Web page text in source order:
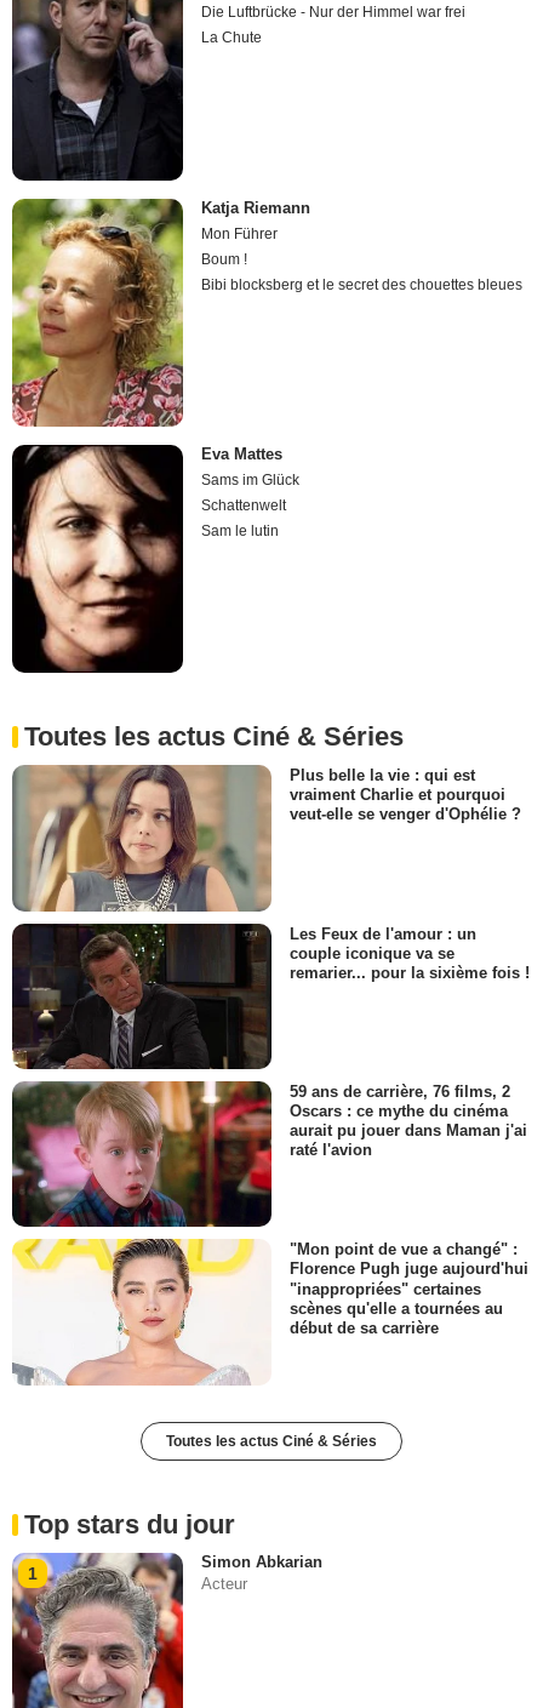
Die Luftbrücke - Nur der Himmel war frei
La Chute
Katja Riemann
Mon Führer
Boum !
Bibi blocksberg et le secret des chouettes bleues
Eva Mattes
Sams im Glück
Schattenwelt
Sam le lutin
Toutes les actus Ciné & Séries
Plus belle la vie : qui est
vraiment Charlie et pourquoi
veut-elle se venger d'Ophélie ?
Les Feux de l'amour : un
couple iconique va se
remarier... pour la sixième fois !
59 ans de carrière, 76 films, 2
Oscars : ce mythe du cinéma
aurait pu jouer dans Maman j'ai
raté l'avion
"Mon point de vue a changé" :
Florence Pugh juge aujourd'hui
"inappropriées" certaines
scènes qu'elle a tournées au
début de sa carrière
Toutes les actus Ciné & Séries
Top stars du jour
1
Simon Abkarian
Acteur